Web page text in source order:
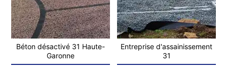
Béton désactivé 31 Haute-
Garonne
Entreprise d'assainissement
31